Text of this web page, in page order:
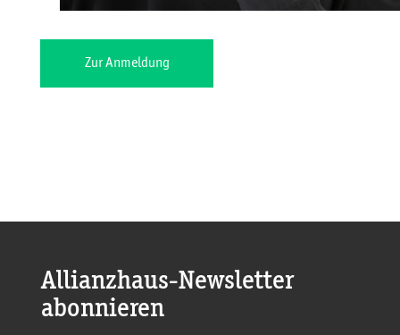
Zur Anmeldung
Allianzhaus-Newsletter
abonnieren